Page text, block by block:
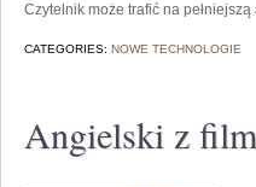
Czytelnik może trafić na
CATEGORIES: NOWE TECHNOLOGIE
Angielski z